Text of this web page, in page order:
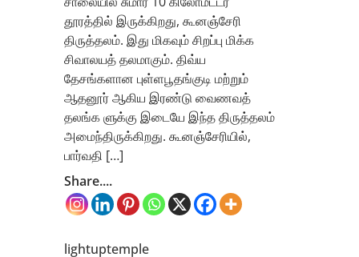
தூரத்தில் இருக்கிறது, கூனஞ்சேரி
திருத்தலம். இது மிகவும் சிறப்பு மிக்க
சிவாலயத் தலமாகும். திவ்ய
தேசங்களான புள்ளபூதங்குடி மற்றும்
ஆதனூர் ஆகிய இரண்டு வைணவத்
தலங்க ளுக்கு இடையே இந்த திருத்தலம்
அமைந்திருக்கிறது. கூனஞ்சேரியில்,
பார்வதி […]
Share....
lightuptemple